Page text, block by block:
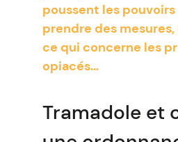
poussent les
prendre des
ce qui concerne les
opiacés…
Tramadole et